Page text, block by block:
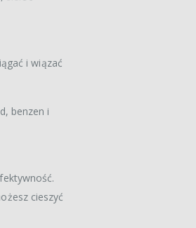
i wiązać
benzen i
cieszyć